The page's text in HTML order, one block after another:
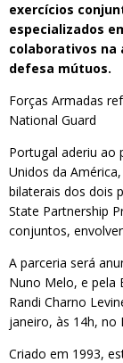
exercícios
especializados
colaborativos na
defesa mútuos.
Forças Armadas
National Guard
Portugal aderiu ao
Unidos da
bilaterais dos dois
State Partnership
conjuntos,
A parceria será
Nuno Melo, e pela
Randi Charno
janeiro, às 14h, no
Criado em 1993,